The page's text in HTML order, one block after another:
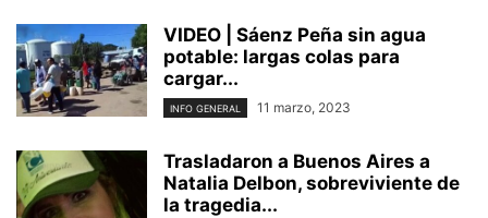
VIDEO | Sáenz Peña sin agua
potable: largas colas para
cargar...
INFO GENERAL 11 marzo, 2023
Trasladaron a Buenos Aires a
Natalia Delbon, sobreviviente de
la tragedia...